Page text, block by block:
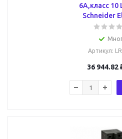
6А,класс 10
Schneider
Артикул:
36 944.82